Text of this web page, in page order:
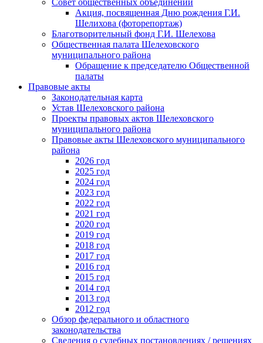
Акция, посвященная Дню рождения Г.И.
Шелихова (фоторепортаж)
Благотворительный фонд Г.И. Шелехова
Общественная палата Шелеховского
муниципального района
Обращение к председателю Общественной
палаты
Правовые акты
Законодательная карта
Устав Шелеховского района
Проекты правовых актов Шелеховского
муниципального района
Правовые акты Шелеховского муниципального
района
2026 год
2025 год
2024 год
2023 год
2022 год
2021 год
2020 год
2019 год
2018 год
2017 год
2016 год
2015 год
2014 год
2013 год
2012 год
Обзор федерального и областного
законодательства
Сведения о судебных постановлениях / решениях